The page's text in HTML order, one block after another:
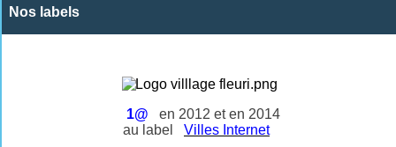
Nos labels
1@
en 2012 et en 2014
au label
Villes Internet